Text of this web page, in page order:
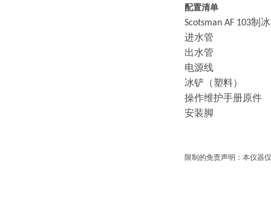
配置清单
Scotsman AF 103制
进水管
出水管
电源线
冰铲（塑料）
操作维护手册原件
安装脚
限制的免责声明：本仪器